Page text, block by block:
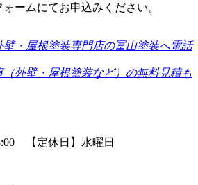
ームにてお申込みください。
【定休日】水曜日